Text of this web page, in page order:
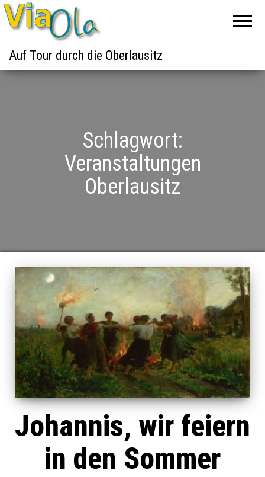
Auf Tour durch die Oberlausitz
Schlagwort:
Veranstaltungen
Oberlausitz
Johannis, wir feiern
in den Sommer